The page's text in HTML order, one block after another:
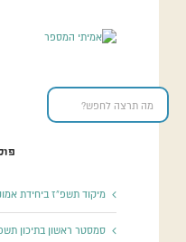
מיקוד תשפ”ז ביחידת
סמסטר ראשון בתיכון